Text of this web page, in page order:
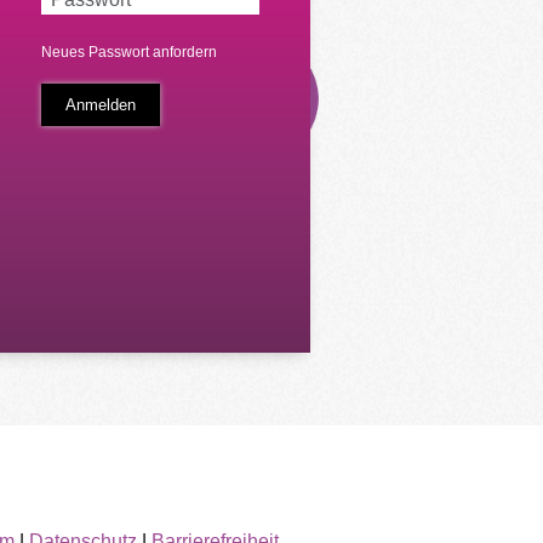
Neues Passwort anfordern